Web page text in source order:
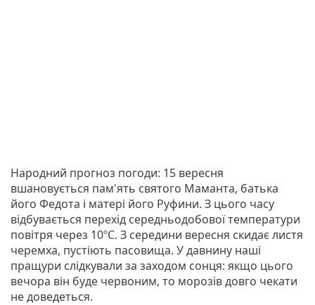
Народний прогноз погоди: 15 вересня
вшановується пам'ять святого Маманта, батька
його Федота і матері його Руфини. З цього часу
відбувається перехід середньодобової температури
повітря через 10ºС. З середини вересня скидає листя
черемха, пустіють пасовища. У давнину наші
пращури слідкували за заходом сонця: якщо цього
вечора він буде червоним, то морозів довго чекати
не доведеться.